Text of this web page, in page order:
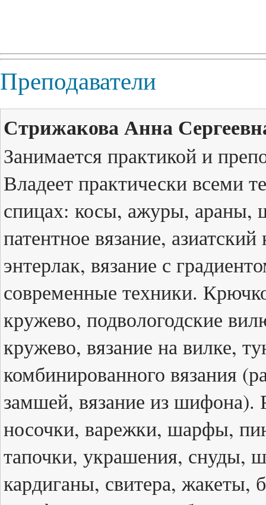
Преподаватели
Стрижакова Анна
Занимается практикой и
Владеет практически всеми
спицах: косы, ажуры, араны,
патентное вязание,
энтерлак, вязание с
современные техники.
кружево, подвологодские
кружево, вязание на вилке,
комбинированного вязания
замшей, вязание из шифона).
носочки, варежки, шарфы,
тапочки, украшения, снуды,
кардиганы, свитера, жакеты,